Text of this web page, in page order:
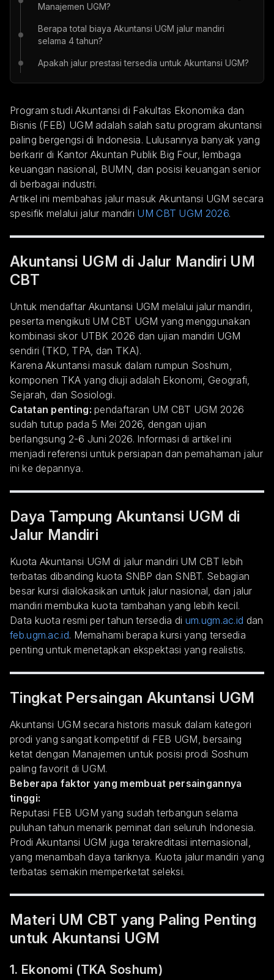
Manajemen UGM?
Berapa total biaya Akuntansi UGM jalur mandiri
selama 4 tahun?
Apakah jalur prestasi tersedia untuk Akuntansi UGM?
Program studi Akuntansi di Fakultas Ekonomika dan
Bisnis (FEB) UGM adalah salah satu program akuntansi
paling bergengsi di Indonesia. Lulusannya banyak yang
berkarir di Kantor Akuntan Publik Big Four, lembaga
keuangan nasional, BUMN, dan posisi keuangan senior
di berbagai industri.
Artikel ini membahas jalur masuk Akuntansi UGM secara
spesifik melalui jalur mandiri UM CBT UGM 2026.
Akuntansi UGM di Jalur Mandiri UM
CBT
Untuk mendaftar Akuntansi UGM melalui jalur mandiri,
peserta mengikuti UM CBT UGM yang menggunakan
kombinasi skor UTBK 2026 dan ujian mandiri UGM
sendiri (TKD, TPA, dan TKA).
Karena Akuntansi masuk dalam rumpun Soshum,
komponen TKA yang diuji adalah Ekonomi, Geografi,
Sejarah, dan Sosiologi.
Catatan penting: pendaftaran UM CBT UGM 2026
sudah tutup pada 5 Mei 2026, dengan ujian
berlangsung 2-6 Juni 2026. Informasi di artikel ini
menjadi referensi untuk persiapan dan pemahaman jalur
ini ke depannya.
Daya Tampung Akuntansi UGM di
Jalur Mandiri
Kuota Akuntansi UGM di jalur mandiri UM CBT lebih
terbatas dibanding kuota SNBP dan SNBT. Sebagian
besar kursi dialokasikan untuk jalur nasional, dan jalur
mandiri membuka kuota tambahan yang lebih kecil.
Data kuota resmi per tahun tersedia di um.ugm.ac.id dan
feb.ugm.ac.id. Memahami berapa kursi yang tersedia
penting untuk menetapkan ekspektasi yang realistis.
Tingkat Persaingan Akuntansi UGM
Akuntansi UGM secara historis masuk dalam kategori
prodi yang sangat kompetitif di FEB UGM, bersaing
ketat dengan Manajemen untuk posisi prodi Soshum
paling favorit di UGM.
Beberapa faktor yang membuat persaingannya
tinggi:
Reputasi FEB UGM yang sudah terbangun selama
puluhan tahun menarik peminat dari seluruh Indonesia.
Prodi Akuntansi UGM juga terakreditasi internasional,
yang menambah daya tariknya. Kuota jalur mandiri yang
terbatas semakin memperketat seleksi.
Materi UM CBT yang Paling Penting
untuk Akuntansi UGM
1. Ekonomi (TKA Soshum)